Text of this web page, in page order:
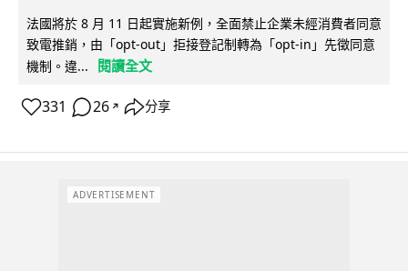
法國將於 8 月 11 日起實施新例，全面禁止企業未經消費者同意
致電推銷，由「opt-out」拒接登記制轉為「opt-in」先徵同意
機制。違...
閱讀全文
331 26 ↗ 分享
ADVERTISEMENT